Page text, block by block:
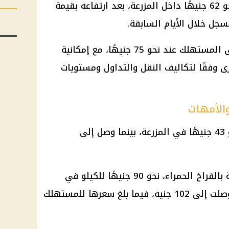
سجل سعر كيلو الدواجن البيضاء نحو 62 جنيهًا داخل المزرعة، بعد ارتفاعه بقيمة
ووصل سعر كيلو الفراخ البيضاء إلى المستهلك عند نحو 75 جنيهًا، مع إمكانية
لتكاليف النقل والتداول ومستويات
بلغ سعر كيلو الدواجن الأمهات نحو 43 جنيهًا في المزرعة، بينما وصل إلى
وسجلت الدواجن الساسو، المعروفة بالفراخ الحمراء، نحو 90 جنيهًا للكيلو في
المزرعة، مقارنة بمستويات سابقة وصلت إلى 102 جنيه، فيما بلغ سعرها للمستهلك